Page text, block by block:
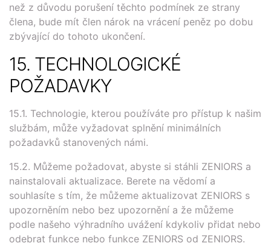
než z důvodu porušení těchto podmínek ze strany
člena, bude mít člen nárok na vrácení peněz po dobu
zbývající do tohoto ukončení.
15. TECHNOLOGICKÉ
POŽADAVKY
15.1. Technologie, kterou používáte pro přístup k našim
službám, může vyžadovat splnění minimálních
požadavků stanovených námi.
15.2. Můžeme požadovat, abyste si stáhli ZENIORS a
nainstalovali aktualizace. Berete na vědomí a
souhlasíte s tím, že můžeme aktualizovat ZENIORS s
upozorněním nebo bez upozornění a že můžeme
podle našeho výhradního uvážení kdykoliv přidat nebo
odebrat funkce nebo funkce ZENIORS od ZENIORS.